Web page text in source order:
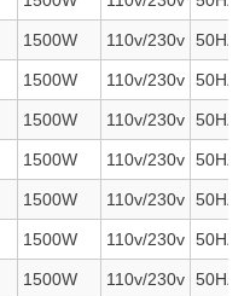
1500W 110v/230v 50HZ/
1500W 110v/230v 50HZ/
1500W 110v/230v 50HZ/
1500W 110v/230v 50HZ/
1500W 110v/230v 50HZ/
1500W 110v/230v 50HZ/
1500W 110v/230v 50HZ/